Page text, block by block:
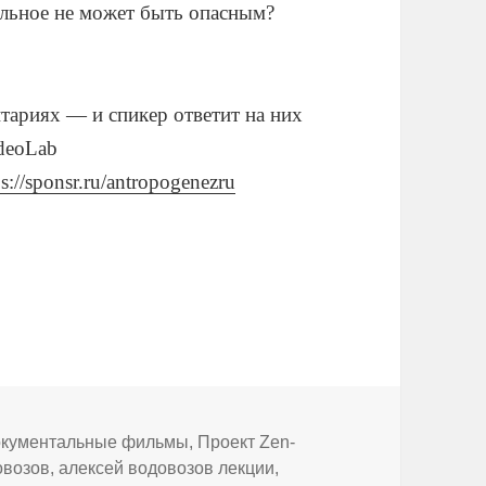
не может быть опасным?
— и спикер ответит на них
sponsr.ru/antropogenezru
фильмы, Проект Zen-
,алексей водовозов лекции,